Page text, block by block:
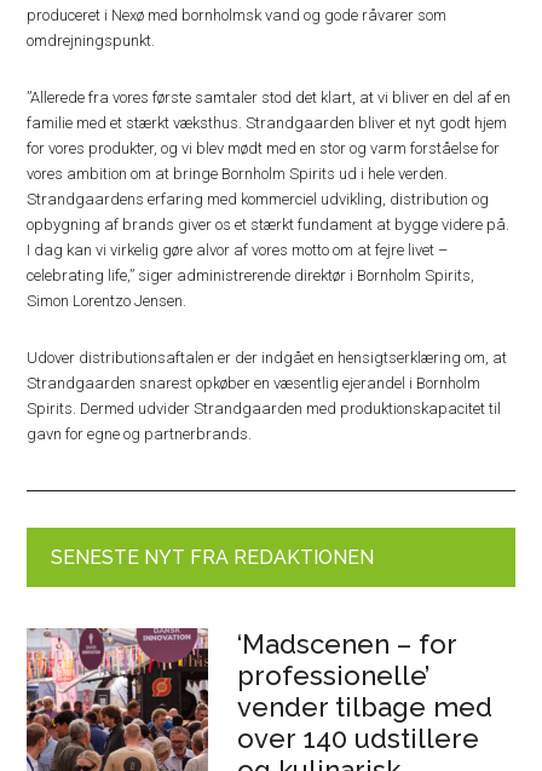
produceret i Nexø med bornholmsk vand og gode råvarer som
omdrejningspunkt.
”Allerede fra vores første samtaler stod det klart, at vi bliver en del af en
familie med et stærkt væksthus. Strandgaarden bliver et nyt godt hjem
for vores produkter, og vi blev mødt med en stor og varm forståelse for
vores ambition om at bringe Bornholm Spirits ud i hele verden.
Strandgaardens erfaring med kommerciel udvikling, distribution og
opbygning af brands giver os et stærkt fundament at bygge videre på.
I dag kan vi virkelig gøre alvor af vores motto om at fejre livet –
celebrating life,” siger administrerende direktør i Bornholm Spirits,
Simon Lorentzo Jensen.
Udover distributionsaftalen er der indgået en hensigtserklæring om, at
Strandgaarden snarest opkøber en væsentlig ejerandel i Bornholm
Spirits. Dermed udvider Strandgaarden med produktionskapacitet til
gavn for egne og partnerbrands.
SENESTE NYT FRA REDAKTIONEN
‘Madscenen – for
professionelle’
vender tilbage med
over 140 udstillere